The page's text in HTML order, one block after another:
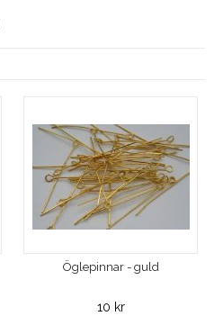
Öglepinnar - guld
10 kr